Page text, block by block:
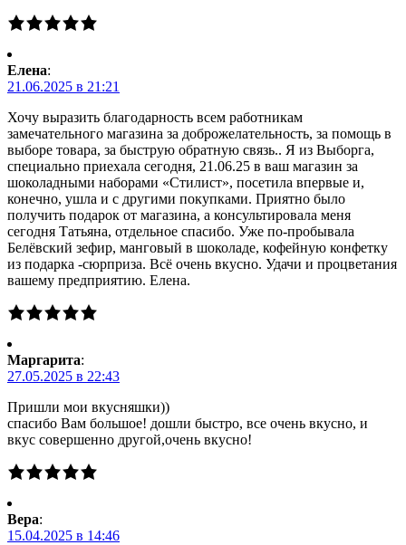
Елена:
21.06.2025 в 21:21
Хочу выразить благодарность всем работникам
замечательного магазина за доброжелательность, за помощь в
выборе товара, за быструю обратную связь.. Я из Выборга,
специально приехала сегодня, 21.06.25 в ваш магазин за
шоколадными наборами «Стилист», посетила впервые и,
конечно, ушла и с другими покупками. Приятно было
получить подарок от магазина, а консультировала меня
сегодня Татьяна, отдельное спасибо. Уже по-пробывала
Белёвский зефир, манговый в шоколаде, кофейную конфетку
из подарка -сюрприза. Всё очень вкусно. Удачи и процветания
вашему предприятию. Елена.
Маргарита:
27.05.2025 в 22:43
Пришли мои вкусняшки))
спасибо Вам большое! дошли быстро, все очень вкусно, и
вкус совершенно другой,очень вкусно!
Вера:
15.04.2025 в 14:46